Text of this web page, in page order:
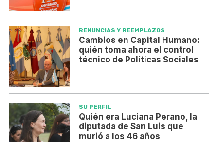
RENUNCIAS Y REEMPLAZOS
Cambios en Capital Humano:
quién toma ahora el control
técnico de Políticas Sociales
SU PERFIL
Quién era Luciana Perano, la
diputada de San Luis que
murió a los 46 años